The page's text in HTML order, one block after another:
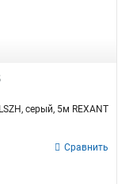
серый, 5м REXANT
Сравнить